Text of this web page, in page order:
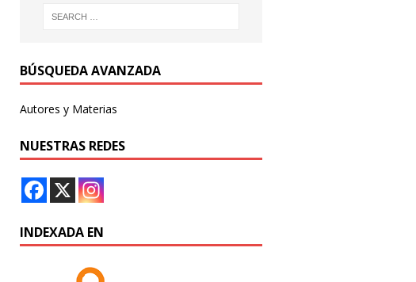
BÚSQUEDA AVANZADA
Autores y Materias
NUESTRAS REDES
INDEXADA EN